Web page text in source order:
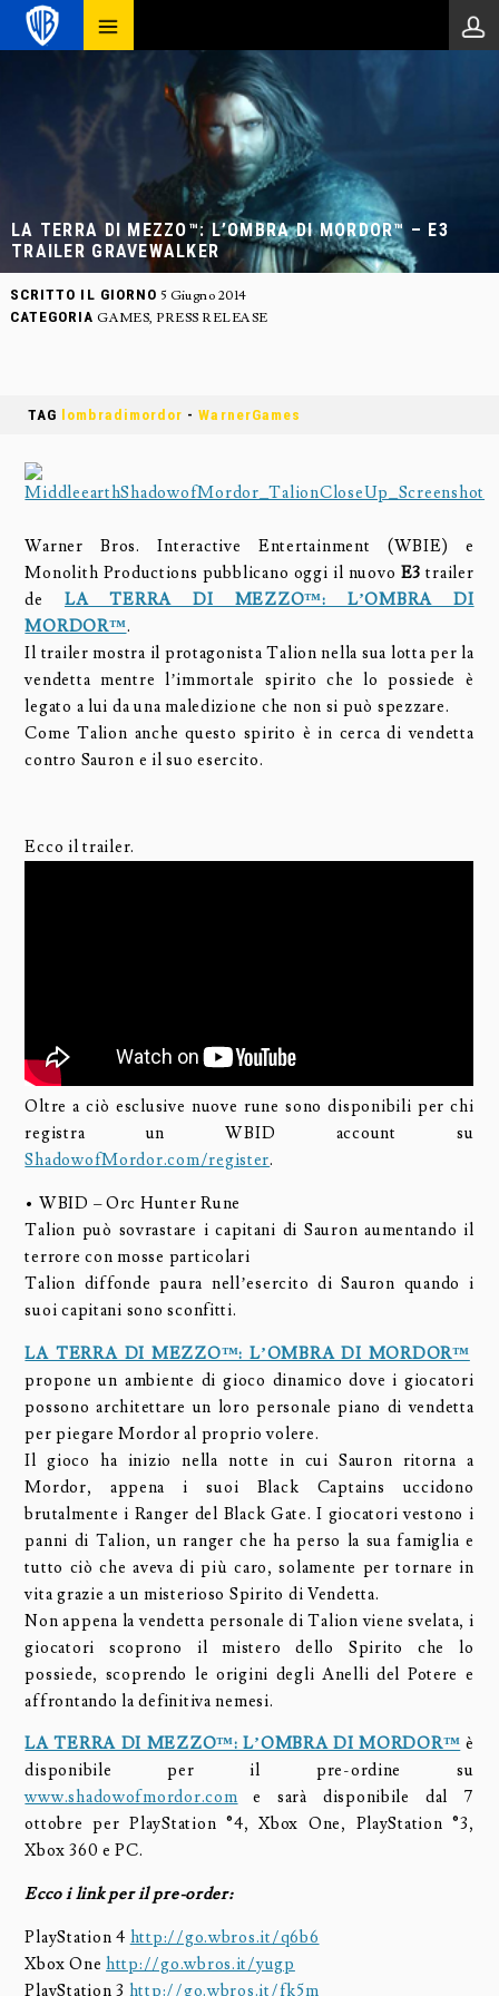
LA TERRA DI MEZZO™: L’OMBRA DI MORDOR™ – E3
TRAILER GRAVEWALKER
SCRITTO IL GIORNO 5 Giugno 2014
CATEGORIA GAMES, PRESS RELEASE
TAG lombradimordor -WarnerGames
Warner Bros. Interactive Entertainment (WBIE) e
Monolith Productions pubblicano oggi il nuovo E3 trailer
de LA TERRA DI MEZZO™: L’OMBRA DI
MORDOR™.
Il trailer mostra il protagonista Talion nella sua lotta per la
vendetta mentre l’immortale spirito che lo possiede è
legato a lui da una maledizione che non si può spezzare.
Come Talion anche questo spirito è in cerca di vendetta
contro Sauron e il suo esercito.
Ecco il trailer.
Oltre a ciò esclusive nuove rune sono disponibili per chi
registra un WBID account su
ShadowofMordor.com/register.
• WBID – Orc Hunter Rune
Talion può sovrastare i capitani di Sauron aumentando il
terrore con mosse particolari
Talion diffonde paura nell’esercito di Sauron quando i
suoi capitani sono sconfitti.
LA TERRA DI MEZZO™: L’OMBRA DI MORDOR™
propone un ambiente di gioco dinamico dove i giocatori
possono architettare un loro personale piano di vendetta
per piegare Mordor al proprio volere.
Il gioco ha inizio nella notte in cui Sauron ritorna a
Mordor, appena i suoi Black Captains uccidono
brutalmente i Ranger del Black Gate. I giocatori vestono i
panni di Talion, un ranger che ha perso la sua famiglia e
tutto ciò che aveva di più caro, solamente per tornare in
vita grazie a un misterioso Spirito di Vendetta.
Non appena la vendetta personale di Talion viene svelata, i
giocatori scoprono il mistero dello Spirito che lo
possiede, scoprendo le origini degli Anelli del Potere e
affrontando la definitiva nemesi.
LA TERRA DI MEZZO™: L’OMBRA DI MORDOR™ è
disponibile per il pre-ordine su
www.shadowofmordor.com e sarà disponibile dal 7
ottobre per PlayStation ®4, Xbox One, PlayStation ®3,
Xbox 360 e PC.
Ecco i link per il pre-order:
PlayStation 4 http://go.wbros.it/q6b6
Xbox Onehttp://go.wbros.it/yugp
PlayStation 3 http://go.wbros.it/fk5m